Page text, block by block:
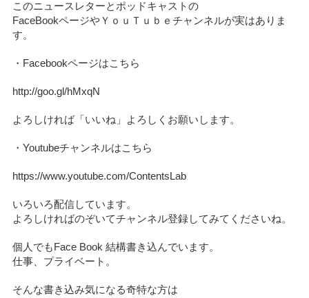
このニュースレターとポッドキャストの
FaceBookページやＹｏｕＴｕｂｅチャンネルが実はありま
す。
・Facebookページはこちら
http://goo.gl/hMxqN
よろしければ「いいね」よろしくお願いします。
・Youtubeチャンネルはこちら
https://www.youtube.com/ContentsLab
いろいろ配信しています。
よろしければのぞいてチャンネル登録してみてくださいね。
個人でもFace Book 結構書き込んでいます。
仕事、プライベート。
そんな書き込み気になる奇特な方は